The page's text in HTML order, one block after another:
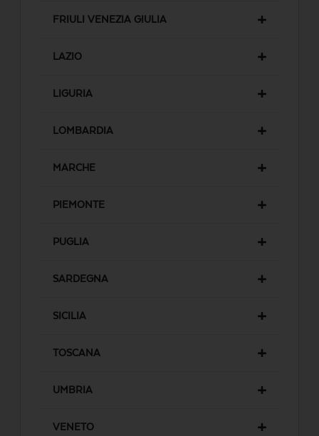
FRIULI VENEZIA GIULIA
LAZIO
LIGURIA
LOMBARDIA
MARCHE
PIEMONTE
PUGLIA
SARDEGNA
SICILIA
TOSCANA
UMBRIA
VENETO